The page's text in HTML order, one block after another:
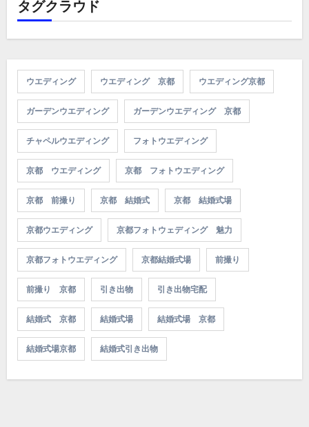
タグクラウド
ウエディング ウエディング 京都 ウエディング京都
ガーデンウエディング ガーデンウエディング 京都
チャペルウエディング フォトウエディング
京都 ウエディング 京都 フォトウエディング
京都 前撮り 京都 結婚式 京都 結婚式場
京都ウエディング 京都フォトウェディング 魅力
京都フォトウエディング 京都結婚式場 前撮り
前撮り 京都 引き出物 引き出物宅配
結婚式 京都 結婚式場 結婚式場 京都
結婚式場京都 結婚式引き出物